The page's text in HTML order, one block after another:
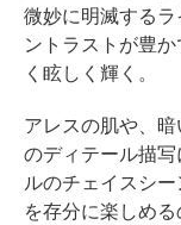
微妙に明滅する
ントラストが豊
く眩しく輝く。
アレスの肌や、
のディテール描
ルのチェイスシ
を存分に楽しめる